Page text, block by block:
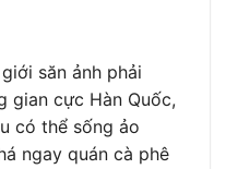
săn ảnh phải
gian cực Hàn Quốc,
có thể sống ảo
ngay quán cà phê